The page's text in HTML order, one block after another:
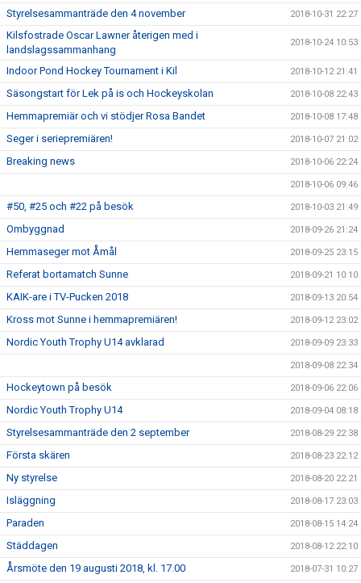
Styrelsesammanträde den 4 november 2018-10-31 22:27
Kilsfostrade Oscar Lawner återigen med i
landslagssammanhang
2018-10-24 10:53
Indoor Pond Hockey Tournament i Kil 2018-10-12 21:41
Säsongstart för Lek på is och Hockeyskolan 2018-10-08 22:43
Hemmapremiär och vi stödjer Rosa Bandet 2018-10-08 17:48
Seger i seriepremiären! 2018-10-07 21:02
Breaking news 2018-10-06 22:24
2018-10-06 09:46
#50, #25 och #22 på besök 2018-10-03 21:49
Ombyggnad 2018-09-26 21:24
Hemmaseger mot Åmål 2018-09-25 23:15
Referat bortamatch Sunne 2018-09-21 10:10
KAIK-are i TV-Pucken 2018 2018-09-13 20:54
Kross mot Sunne i hemmapremiären! 2018-09-12 23:02
Nordic Youth Trophy U14 avklarad 2018-09-09 23:33
2018-09-08 22:34
Hockeytown på besök 2018-09-06 22:06
Nordic Youth Trophy U14 2018-09-04 08:18
Styrelsesammanträde den 2 september 2018-08-29 22:38
Första skären 2018-08-23 22:12
Ny styrelse 2018-08-20 22:21
Isläggning 2018-08-17 23:03
Paraden 2018-08-15 14:24
Städdagen 2018-08-12 22:10
Årsmöte den 19 augusti 2018, kl. 17.00 2018-07-31 10:27